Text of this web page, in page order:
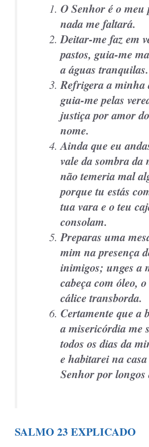
O Senhor é o meu
nada me faltará.
Deitar-me faz em
pastos, guia-me
a águas tranquilas.
Refrigera a minha
guia-me pelas
justiça por amor
nome.
Ainda que eu
vale da sombra da
não temeria mal
porque tu estás
tua vara e o teu
consolam.
Preparas uma
mim na presença
inimigos; unges a
cabeça com óleo,
cálice transborda.
Certamente que a
a misericórdia me
todos os dias da
e habitarei na
Senhor por longos
SALMO 23 EXPLICADO